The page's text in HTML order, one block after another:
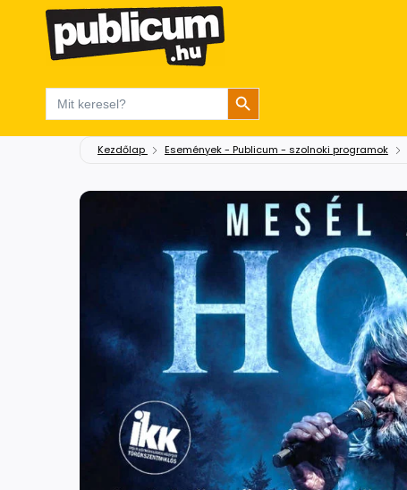
Search
for:
Search Button
Kezdőlap Események - Publicum - szolnoki programok